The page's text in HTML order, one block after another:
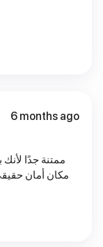
6 months ago
ممتنة جدًا
مكان أمان